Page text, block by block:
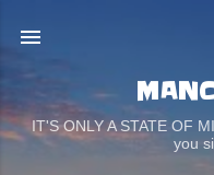
IT'S ONLY A STATE OF
you